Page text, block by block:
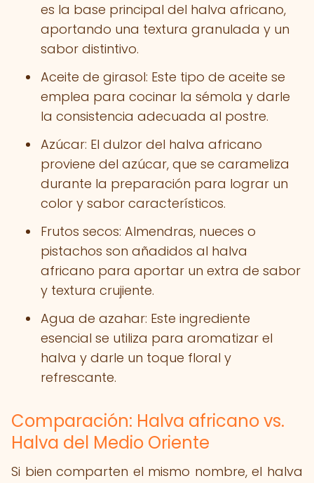
es la base principal del halva africano,
aportando una textura granulada y un
sabor distintivo.
Aceite de girasol: Este tipo de aceite se
emplea para cocinar la sémola y darle
la consistencia adecuada al postre.
Azúcar: El dulzor del halva africano
proviene del azúcar, que se carameliza
durante la preparación para lograr un
color y sabor característicos.
Frutos secos: Almendras, nueces o
pistachos son añadidos al halva
africano para aportar un extra de sabor
y textura crujiente.
Agua de azahar: Este ingrediente
esencial se utiliza para aromatizar el
halva y darle un toque floral y
refrescante.
Comparación: Halva africano vs.
Halva del Medio Oriente
Si bien comparten el mismo nombre, el halva